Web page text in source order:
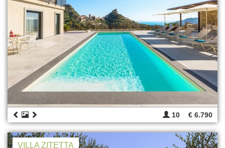
10 € 6.790
VILLA ZITETTA